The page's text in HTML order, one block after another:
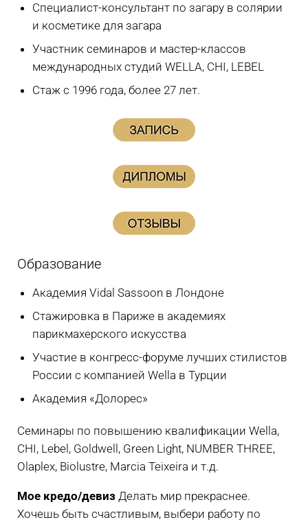
Специалист-консультант по загару в солярии
и косметике для загара
Участник семинаров и мастер-классов
международных студий WELLA, CHI, LEBEL
Стаж с 1996 года, более 27 лет.
Образование
Академия Vidal Sassoon в Лондоне
Стажировка в Париже в академиях
парикмахерского искусства
Участие в конгресс-форуме лучших стилистов
России с компанией Wella в Турции
Академия «Долорес»
Семинары по повышению квалификации Wella,
CHI, Lebel, Goldwell, Green Light, NUMBER THREE,
Olaplex, Biolustre, Marcia Teixeira и т.д.
Мое кредо/девиз Делать мир прекраснее.
Хочешь быть счастливым, выбери работу по